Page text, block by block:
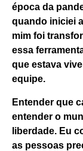
época da
quando iniciei
mim foi
essa
que estava
equipe.
Entender que
entender o
liberdade. Eu
as pessoas